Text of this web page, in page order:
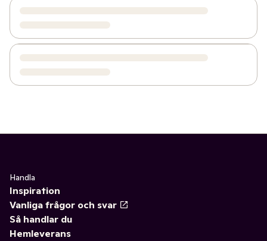
Handla
Inspiration
Vanliga frågor och svar
Så handlar du
Hemleverans